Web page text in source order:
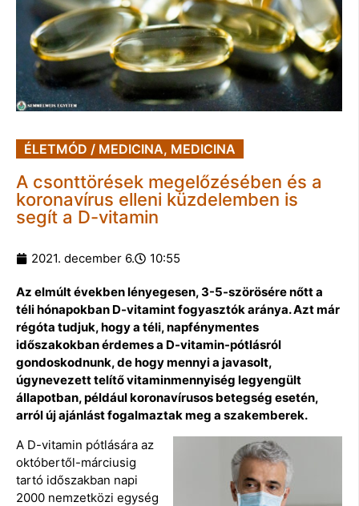
ÉLETMÓD / MEDICINA, MEDICINA
A csonttörések megelőzésében és a
koronavírus elleni küzdelemben is
segít a D-vitamin
2021. december 6. 10:55
Az elmúlt években lényegesen, 3-5-szörösére nőtt a
téli hónapokban D-vitamint fogyasztók aránya. Azt már
régóta tudjuk, hogy a téli, napfénymentes
időszakokban érdemes a D-vitamin-pótlásról
gondoskodnunk, de hogy mennyi a javasolt,
úgynevezett telítő vitaminmennyiség legyengült
állapotban, például koronavírusos betegség esetén,
arról új ajánlást fogalmaztak meg a szakemberek.
A D-vitamin pótlására az
októbertől-márciusig
tartó időszakban napi
2000 nemzetközi egység